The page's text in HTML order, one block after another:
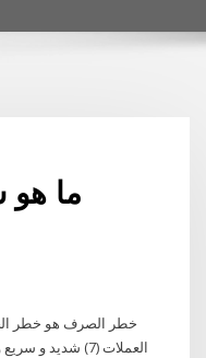
ما
خطر الصرف هو خطر
العملات (7)